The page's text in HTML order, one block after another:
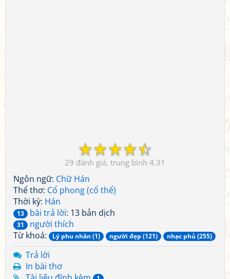
☆
☆
☆
☆
☆
29 4.31
Ngôn ngữ: Chữ Hán
Thể thơ: Cổ phong (cổ thể)
Thời kỳ: Hán
13 bài trả lời: 13 bản dịch
31
người thích
Từ khoá:
Lý phu nhân (1) người đẹp (121) nhạc phủ (255)
Trả lời
In bài thơ